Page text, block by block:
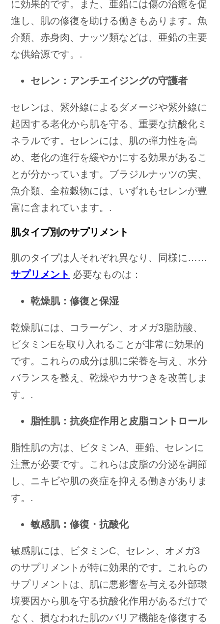
に効果的です。また、亜鉛には傷の治癒を促
進し、肌の修復を助ける働きもあります。魚
介類、赤身肉、ナッツ類などは、亜鉛の主要
な供給源です。.
セレン：アンチエイジングの守護者
セレンは、紫外線によるダメージや紫外線に
起因する老化から肌を守る、重要な抗酸化ミ
ネラルです。セレンには、肌の弾力性を高
め、老化の進行を緩やかにする効果があるこ
とが分かっています。ブラジルナッツの実、
魚介類、全粒穀物には、いずれもセレンが豊
富に含まれています。.
肌タイプ別のサプリメント
肌のタイプは人それぞれ異なり、同様に……
サプリメント 必要なものは：
乾燥肌：修復と保湿
乾燥肌には、コラーゲン、オメガ3脂肪酸、
ビタミンEを取り入れることが非常に効果的
です。これらの成分は肌に栄養を与え、水分
バランスを整え、乾燥やカサつきを改善しま
す。.
脂性肌：抗炎症作用と皮脂コントロール
脂性肌の方は、ビタミンA、亜鉛、セレンに
注意が必要です。これらは皮脂の分泌を調節
し、ニキビや肌の炎症を抑える働きがありま
す。.
敏感肌：修復・抗酸化
敏感肌には、ビタミンC、セレン、オメガ3
のサプリメントが特に効果的です。これらの
サプリメントは、肌に悪影響を与える外部環
境要因から肌を守る抗酸化作用があるだけで
なく、損なわれた肌のバリア機能を修復する